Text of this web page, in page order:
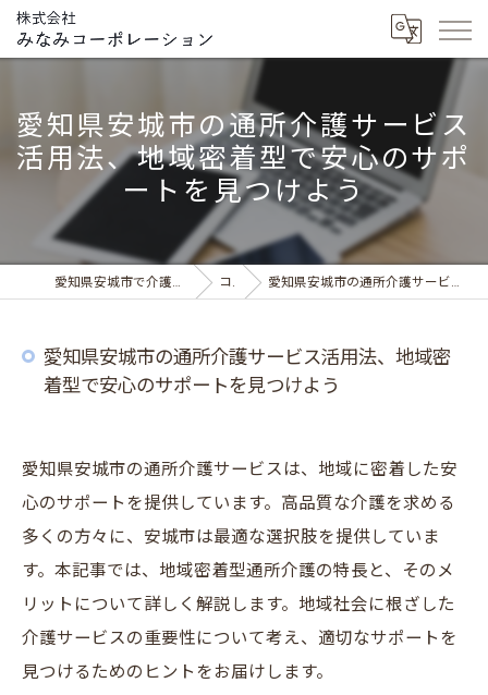
愛知県安城市の通所介護サービス
活用法、地域密着型で安心のサポ
ートを見つけよう
愛知県安城市で介護の求人ならデイサービス みなみの風 コラム 愛知県安城市の通所介護サービス活用法、地域密着型で安心のサポートを見つけよう
愛知県安城市の通所介護サービス活用法、地域密
着型で安心のサポートを見つけよう
愛知県安城市の通所介護サービスは、地域に密着した安
心のサポートを提供しています。高品質な介護を求める
多くの方々に、安城市は最適な選択肢を提供していま
す。本記事では、地域密着型通所介護の特長と、そのメ
リットについて詳しく解説します。地域社会に根ざした
介護サービスの重要性について考え、適切なサポートを
見つけるためのヒントをお届けします。